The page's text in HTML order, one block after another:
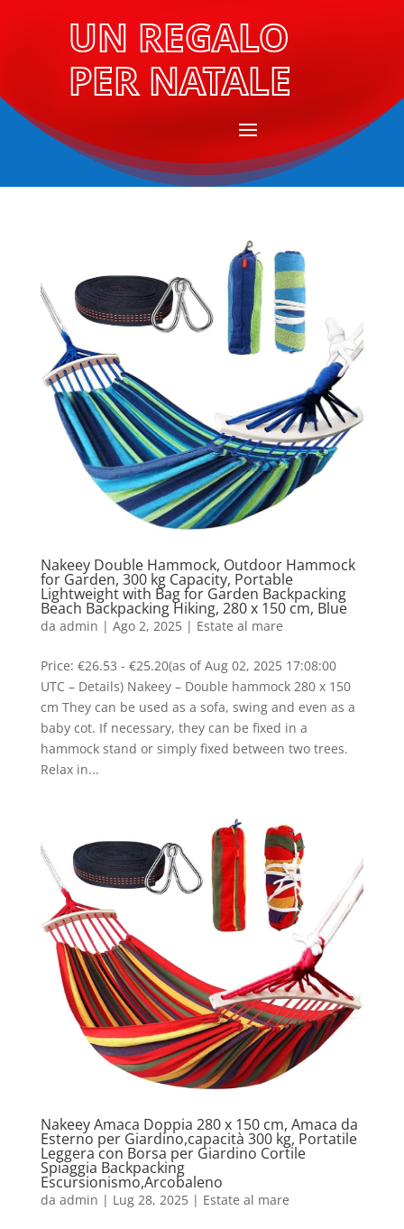
UN REGALO
PER NATALE
Nakeey Double Hammock, Outdoor Hammock
for Garden, 300 kg Capacity, Portable
Lightweight with Bag for Garden Backpacking
Beach Backpacking Hiking, 280 x 150 cm, Blue
da admin | Ago 2, 2025| Estate al mare
Price: €26.53 - €25.20(as of Aug 02, 2025 17:08:00
UTC – Details) Nakeey – Double hammock 280 x 150
cm They can be used as a sofa, swing and even as a
baby cot. If necessary, they can be fixed in a
hammock stand or simply fixed between two trees.
Relax in...
Nakeey Amaca Doppia 280 x 150 cm, Amaca da
Esterno per Giardino,capacità 300 kg, Portatile
Leggera con Borsa per Giardino Cortile
Spiaggia Backpacking
Escursionismo,Arcobaleno
da admin | Lug 28, 2025| Estate al mare